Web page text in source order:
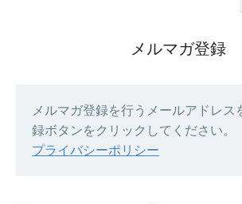
メルマガ登録
メルマガ登録を行うメールアドレス
録ボタンをクリックしてください。
プライバシーポリシー